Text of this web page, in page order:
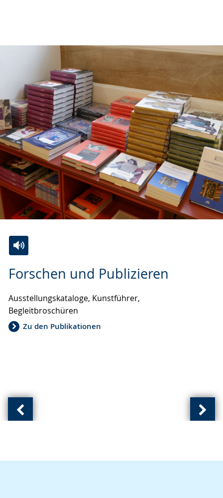
Vorherige
von
von
Forschen und Publizieren
Ausstellungskataloge, Kunstführer,
Begleitbroschüren
Zu den Publikationen
Leichten
wechseln.
Audio-
Video
Deutscher
Gebärdensprache
wird